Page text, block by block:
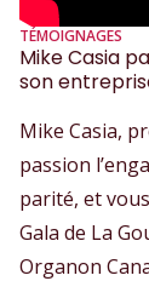
TÉMOIGNAGES
Mike Casia
son
Mike Casia,
passion
parité, et
Gala de La
Organon